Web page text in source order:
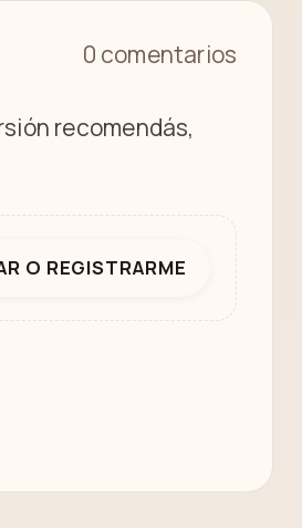
0 comentarios
recomendás,
O REGISTRARME